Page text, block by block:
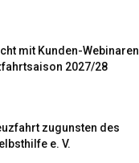
mit Kunden-Webinaren
2027/28
zugunsten des
e. V.